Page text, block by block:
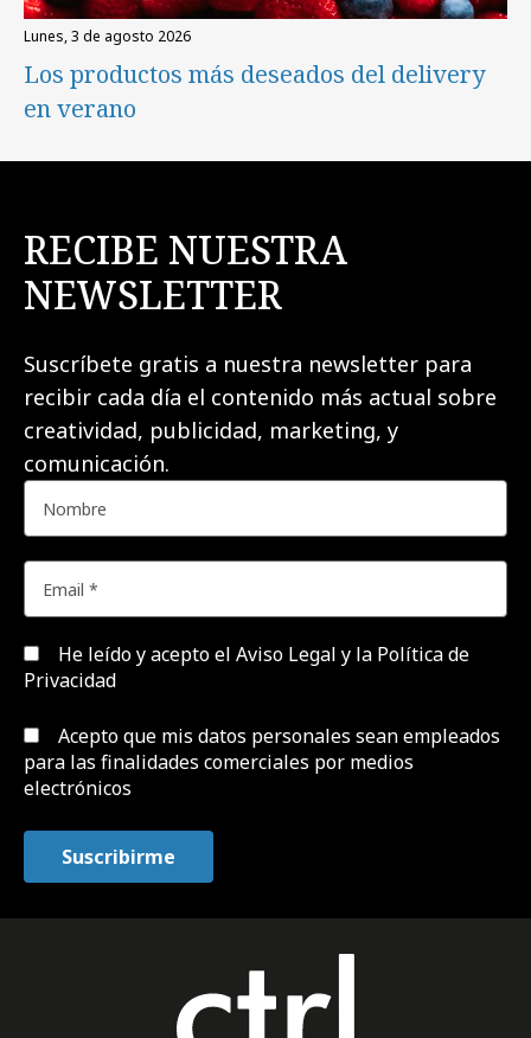
lunes, 3 de agosto 2026
Los productos más deseados del delivery
en verano
RECIBE NUESTRA
NEWSLETTER
Suscríbete gratis a nuestra newsletter para
recibir cada día el contenido más actual sobre
creatividad, publicidad, marketing, y
comunicación.
He leído y acepto el Aviso Legal y la Política de
Privacidad
Acepto que mis datos personales sean empleados
para las finalidades comerciales por medios
electrónicos